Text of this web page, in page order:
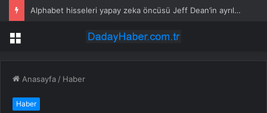
Alphabet hisseleri yapay zeka öncüsü Jeff Dean’in ayrılmasıyla %5 düştü
Menü
Anasayfa / Haber
Haber